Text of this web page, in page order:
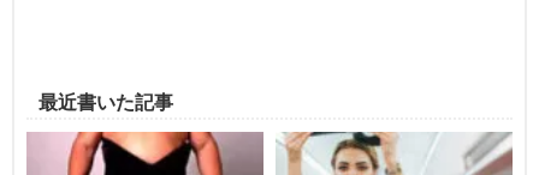
最近書いた記事